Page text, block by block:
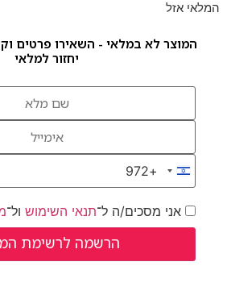
המלאי אזל
המוצר לא במלאי - השאירו פרטים
יחזור למלאי
Israel +972
+972
אני מסכים/ה ל־תנאי השימושול־